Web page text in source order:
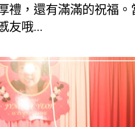
禮，還有滿滿的祝福
友哦...